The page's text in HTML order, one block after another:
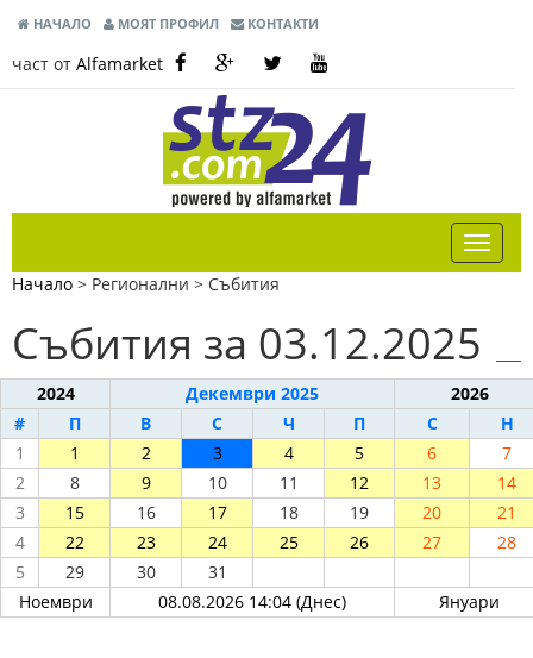
НАЧАЛО МОЯТ ПРОФИЛ КОНТАКТИ
част от Alfamarket
Начало > Регионални > Събития
Събития за 03.12.2025
2024 Декември 2025
2026
#
П В С Ч П С
Н
1
1 2 3 4 5 6
7
2
8 9 10 11 12 13
14
3
15 16 17 18 19 20
21
4
22 23 24 25 26 27
28
5
29 30
31
Ноември
08.08.2026 14:04 (Днес) Януари